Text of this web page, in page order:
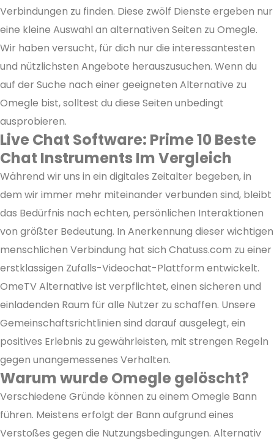
Verbindungen zu finden. Diese zwölf Dienste ergeben nur
eine kleine Auswahl an alternativen Seiten zu Omegle.
Wir haben versucht, für dich nur die interessantesten
und nützlichsten Angebote herauszusuchen. Wenn du
auf der Suche nach einer geeigneten Alternative zu
Omegle bist, solltest du diese Seiten unbedingt
ausprobieren.
Live Chat Software: Prime 10 Beste
Chat Instruments Im Vergleich
Während wir uns in ein digitales Zeitalter begeben, in
dem wir immer mehr miteinander verbunden sind, bleibt
das Bedürfnis nach echten, persönlichen Interaktionen
von größter Bedeutung. In Anerkennung dieser wichtigen
menschlichen Verbindung hat sich Chatuss.com zu einer
erstklassigen Zufalls-Videochat-Plattform entwickelt.
OmeTV Alternative ist verpflichtet, einen sicheren und
einladenden Raum für alle Nutzer zu schaffen. Unsere
Gemeinschaftsrichtlinien sind darauf ausgelegt, ein
positives Erlebnis zu gewährleisten, mit strengen Regeln
gegen unangemessenes Verhalten.
Warum wurde Omegle gelöscht?
Verschiedene Gründe können zu einem Omegle Bann
führen. Meistens erfolgt der Bann aufgrund eines
Verstoßes gegen die Nutzungsbedingungen. Alternativ